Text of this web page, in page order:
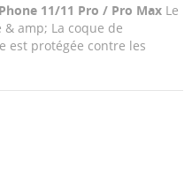
11/11 Pro / Pro Max Le
amp; La coque de
est protégée contre les